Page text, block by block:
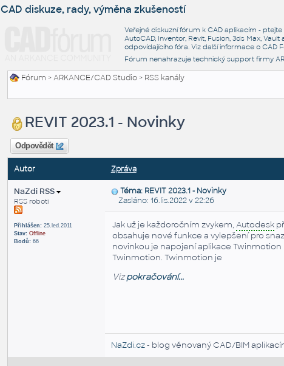
CAD diskuze, rady, výměna zkušeností
Veřejné diskuzní fórum k CAD aplikacím -
AutoCAD, Inventor, Revit, Fusion, 3ds Max,
odpovídajícího fóra. Viz další informace o CAD
Fórum nenahrazuje technický support firmy
Fórum >ARKANCE/CAD Studio> RSS kanály
REVIT 2023.1 - Novinky
Odpovědět
Autor Zpráva
NaZdi RSS
RSS roboti
Přihlášen:25.led.2011
Stav: Offline
Bodů:66
Téma: REVIT 2023.1 - Novinky
Zasláno: 16.lis.2022 v 22:26
Jak už je každoročním zvykem,Autodesk
obsahuje nové funkce a vylepšení pro
novinkou je napojení aplikace Twinmotion
Twinmotion. Twinmotion je
Vizpokračování...
NaZdi.cz- blog věnovaný CAD/BIM